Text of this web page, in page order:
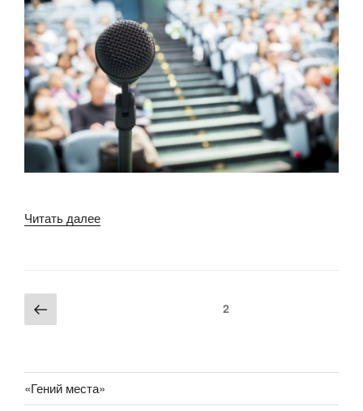
Читать далее«Мифы
Пагинация
записей
Предыдущая
страница
Страница2
«Гений места»